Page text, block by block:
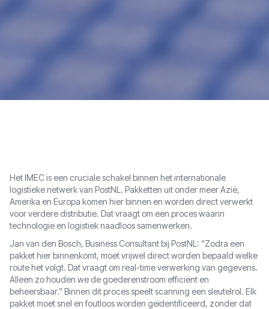
Het IMEC is een cruciale schakel binnen het internationale
logistieke netwerk van PostNL. Pakketten uit onder meer Azië,
Amerika en Europa komen hier binnen en worden direct verwerkt
voor verdere distributie. Dat vraagt om een proces waarin
technologie en logistiek naadloos samenwerken.
Jan van den Bosch, Business Consultant bij PostNL: “Zodra een
pakket hier binnenkomt, moet vrijwel direct worden bepaald welke
route het volgt. Dat vraagt om real-time verwerking van gegevens.
Alleen zo houden we de goederenstroom efficiënt en
beheersbaar.” Binnen dit proces speelt scanning een sleutelrol. Elk
pakket moet snel en foutloos worden geïdentificeerd, zonder dat